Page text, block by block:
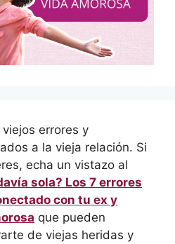
errores y
a la vieja relación. Si
echa un vistazo al
sola? Los 7 errores
con tu ex y
que pueden
de viejas heridas y